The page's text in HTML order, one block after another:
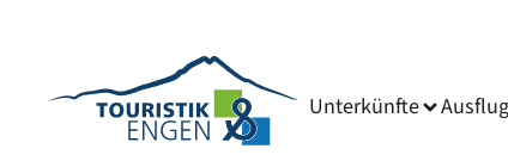
Unterkünfte